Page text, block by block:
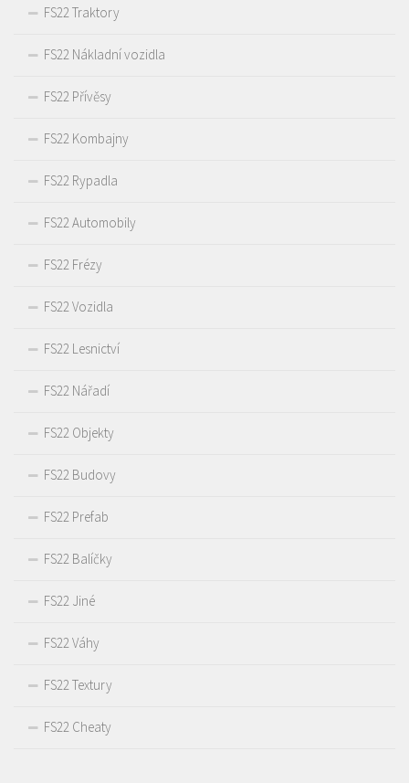
FS22 Traktory
FS22 Nákladní vozidla
FS22 Přívěsy
FS22 Kombajny
FS22 Rypadla
FS22 Automobily
FS22 Frézy
FS22 Vozidla
FS22 Lesnictví
FS22 Nářadí
FS22 Objekty
FS22 Budovy
FS22 Prefab
FS22 Balíčky
FS22 Jiné
FS22 Váhy
FS22 Textury
FS22 Cheaty